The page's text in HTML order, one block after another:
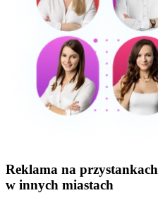
Reklama na przystankach
w innych miastach